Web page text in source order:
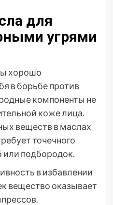
для
угрями
хорошо
в борьбе против
компоненты не
коже лица.
веществ в маслах
точечного
или подбородок.
в избавлении
вещество оказывает